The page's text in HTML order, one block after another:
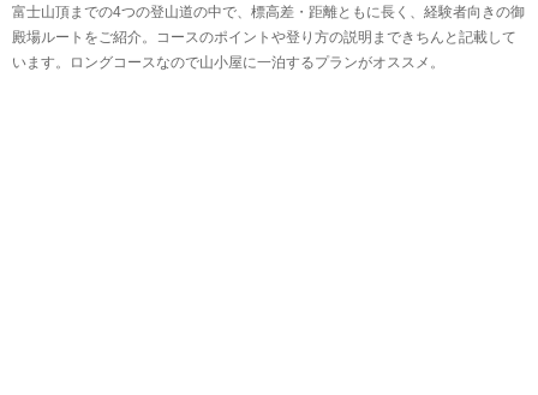
富士山頂までの4つの登山道の中で、標高差・距離ともに長く、経験者向きの御
殿場ルートをご紹介。コースのポイントや登り方の説明まできちんと記載して
います。ロングコースなので山小屋に一泊するプランがオススメ。